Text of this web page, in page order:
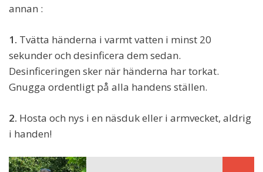
annan :
1. Tvätta händerna i varmt vatten i minst 20
sekunder och desinficera dem sedan.
Desinficeringen sker när händerna har torkat.
Gnugga ordentligt på alla handens ställen.
2. Hosta och nys i en näsduk eller i armvecket, aldrig
i handen!